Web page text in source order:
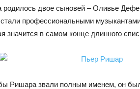
родилось двое сыновей – Оливье
стали профессиональными
значится в самом конце длинного
Ришара звали полным именем, он